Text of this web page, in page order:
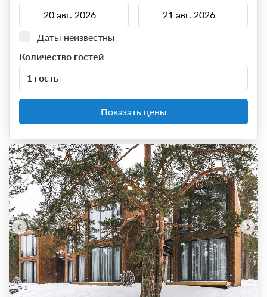
Даты неизвестны
Количество гостей
1 гость
Показать цены